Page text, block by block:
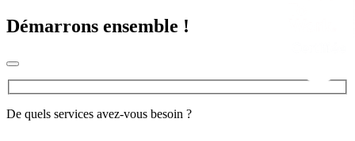
Démarrons ensemble !
De quels services avez-vous besoin ?